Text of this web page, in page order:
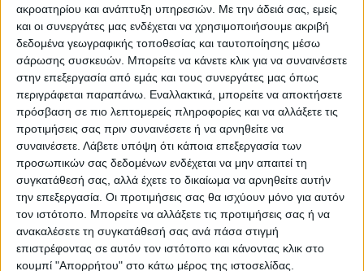
ακροατηρίου και ανάπτυξη υπηρεσιών. Με την άδειά σας, εμείς
και οι συνεργάτες μας ενδέχεται να χρησιμοποιήσουμε ακριβή
δεδομένα γεωγραφικής τοποθεσίας και ταυτοποίησης μέσω
σάρωσης συσκευών. Μπορείτε να κάνετε κλικ για να συναινέσετε
στην επεξεργασία από εμάς και τους συνεργάτες μας όπως
περιγράφεται παραπάνω. Εναλλακτικά, μπορείτε να αποκτήσετε
πρόσβαση σε πιο λεπτομερείς πληροφορίες και να αλλάξετε τις
προτιμήσεις σας πριν συναινέσετε ή να αρνηθείτε να
συναινέσετε. Λάβετε υπόψη ότι κάποια επεξεργασία των
προσωπικών σας δεδομένων ενδέχεται να μην απαιτεί τη
συγκατάθεσή σας, αλλά έχετε το δικαίωμα να αρνηθείτε αυτήν
την επεξεργασία. Οι προτιμήσεις σας θα ισχύουν μόνο για αυτόν
τον ιστότοπο. Μπορείτε να αλλάξετε τις προτιμήσεις σας ή να
ανακαλέσετε τη συγκατάθεσή σας ανά πάσα στιγμή
επιστρέφοντας σε αυτόν τον ιστότοπο και κάνοντας κλικ στο
κουμπί "Απορρήτου" στο κάτω μέρος της ιστοσελίδας.
ΝΕΟΣ ΑΓΩΝ
https://neosagon.gr
Η Αρχαιότερη Καθημερινή Πρωινή Εφημερίδα της Καρδίτσας
ΠΑΡΟΜΟΙΑ ΑΡΘΡΑ